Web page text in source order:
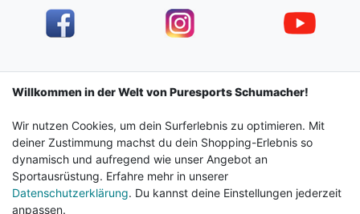
Impressum Daten­schutz­erklärung AGB
Barrierefreiheitserklärung Widerrufs­recht
Vertrag widerrufen Kontakt
Willkommen in der Welt von Puresports Schumacher!
Wir nutzen Cookies, um dein Surferlebnis zu optimieren. Mit
deiner Zustimmung machst du dein Shopping-Erlebnis so
dynamisch und aufregend wie unser Angebot an
Sportausrüstung. Erfahre mehr in unserer
Datenschutzerklärung. Du kannst deine Einstellungen jederzeit
anpassen.